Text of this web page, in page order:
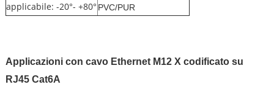
applicabile: -20°- +80° PVC/PUR
Applicazioni con cavo Ethernet M12 X codificato su
RJ45 Cat6A